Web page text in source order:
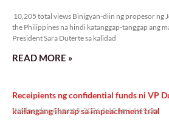
10,205 total views Binigyan-diin ng propesor ng
the Philippines na hindi katanggap-tanggap ang
President Sara Duterte sa kalidad
READ MORE »
Receipients ng confidential funds ni VP
kailangang iharap sa impeachment trial
Wednesday, August 5, 2026 1:49 pm 1:49 pm